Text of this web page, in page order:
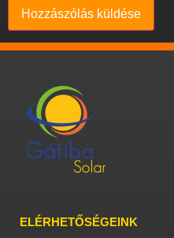
ELÉRHETŐSÉGEINK